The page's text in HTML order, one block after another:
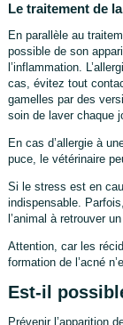
Le traitement de
En parallèle au
possible de son
l’inflammation.
cas, évitez tout
gamelles par des
soin de laver chaque
En cas d’allergie à
puce, le vétérinaire
Si le stress est en
indispensable.
l’animal à retrouver
Attention, car les
formation de l’acné
Est-il
Prévenir l’apparition